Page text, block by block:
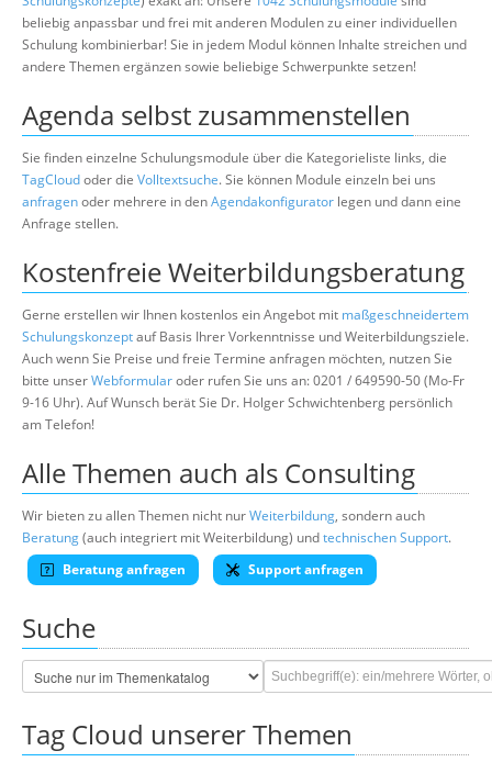
beliebig anpassbar und frei mit anderen Modulen zu einer individuellen
Schulung kombinierbar! Sie in jedem Modul können Inhalte streichen und
andere Themen ergänzen sowie beliebige Schwerpunkte setzen!
Agenda selbst zusammenstellen
Sie finden einzelne Schulungsmodule über die Kategorieliste links, die
TagCloudoder die Volltextsuche. Sie können Module einzeln bei uns
anfragenoder mehrere in denAgendakonfigurator legen und dann eine
Anfrage stellen.
Kostenfreie Weiterbildungsberatung
Gerne erstellen wir Ihnen kostenlos ein Angebot mit maßgeschneidertem
Schulungskonzeptauf Basis Ihrer Vorkenntnisse und Weiterbildungsziele.
Auch wenn Sie Preise und freie Termine anfragen möchten, nutzen Sie
bitte unserWebformularoder rufen Sie uns an: 0201 / 649590-50 (Mo-Fr
9-16 Uhr). Auf Wunsch berät Sie Dr. Holger Schwichtenberg persönlich
am Telefon!
Alle Themen auch als Consulting
Wir bieten zu allen Themen nicht nurWeiterbildung, sondern auch
Beratung(auch integriert mit Weiterbildung) undtechnischen Support.
Beratung anfragen
Support anfragen
Suche
Tag Cloud unserer Themen